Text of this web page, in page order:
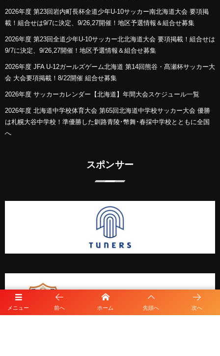
メニュー 前へ ホーム 先頭へ 次へ
2026年度 第23回岩内町長杯全道少年U-10サッカー南北海道大会 要項掲
載！組合せは9/7に決定、9/26,27開催！地区予選情報＆組合せ募集
2026年度 第23回全道少年U-10サッカー北北海道大会 要項掲載！組合せは
9/7に決定、9/26,27開催！地区予選情報＆組合せ募集
2026年度 JFA U-12ガールズゲーム北海道 第14回熊谷・髙瀬杯サッカー大
会 大会要項掲載！8/22開催 組合せ募集
2026年度 サッカーカレンダー【北海道】年間大会スケジュール一覧
2026年度 北海道中学校体育大会 第65回北海道中学校サッカー大会 優勝
は札幌大谷中学校！準優勝した釧路青陵･幣舞･春採中学校とともに全国
へ
スポンサー